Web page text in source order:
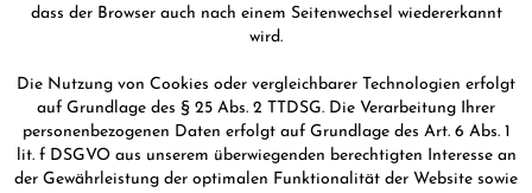
dass der Browser auch nach einem Seitenwechsel wiedererkannt
wird.
Die Nutzung von Cookies oder vergleichbarer Technologien erfolgt
auf Grundlage des § 25 Abs. 2 TTDSG. Die Verarbeitung Ihrer
personenbezogenen Daten erfolgt auf Grundlage des Art. 6 Abs. 1
lit. f DSGVO aus unserem überwiegenden berechtigten Interesse an
der Gewährleistung der optimalen Funktionalität der Website sowie